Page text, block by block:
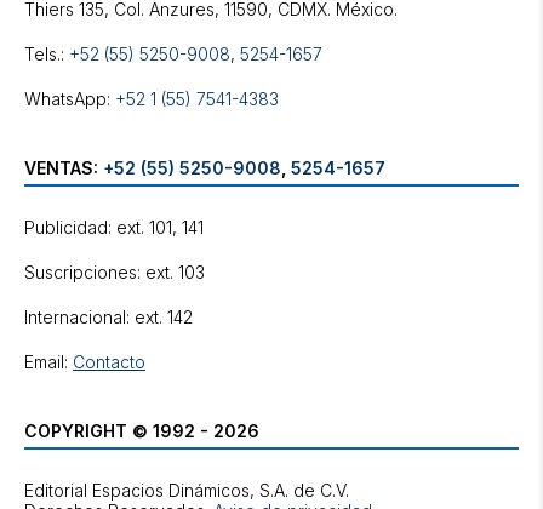
Tels.: +52 (55) 5250-9008, 5254-1657
WhatsApp: +52 1 (55) 7541-4383
VENTAS: +52 (55) 5250-9008 5254-1657
Publicidad: ext. 101, 141
Suscripciones: ext. 103
Internacional: ext. 142
Email: Contacto
COPYRIGHT © 1992 - 2026
Editorial Espacios Dinámicos, S.A. de C.V.